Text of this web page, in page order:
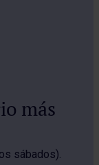
más
sábados).